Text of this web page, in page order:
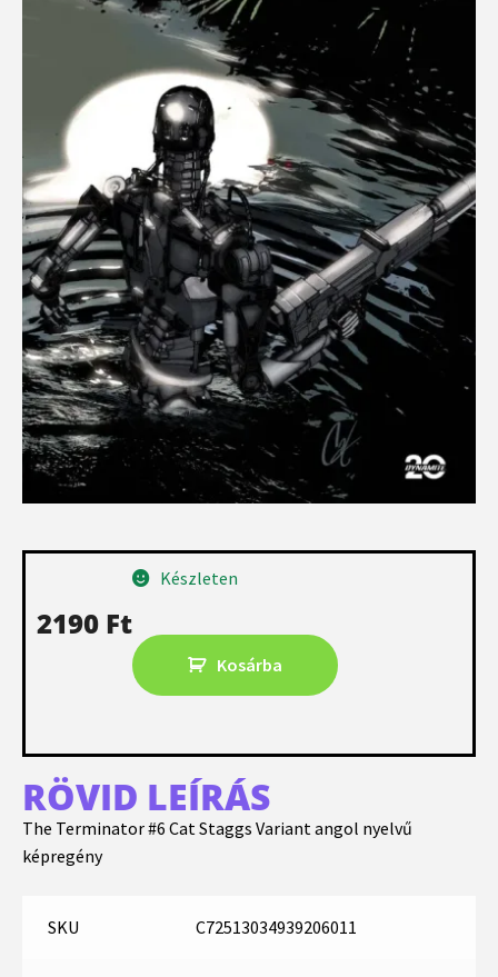
2190 Ft
Készleten
Kosárba
RÖVID LEÍRÁS
The Terminator #6 Cat Staggs Variant angol nyelvű
képregény
SKU C72513034939206011